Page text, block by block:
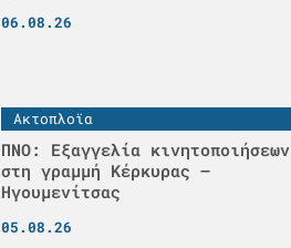
06.08.26
Ακτοπλοϊα
ΠΝΟ: Εξαγγελία κινητοποιήσεων
στη γραμμή Κέρκυρας –
Ηγουμενίτσας
05.08.26